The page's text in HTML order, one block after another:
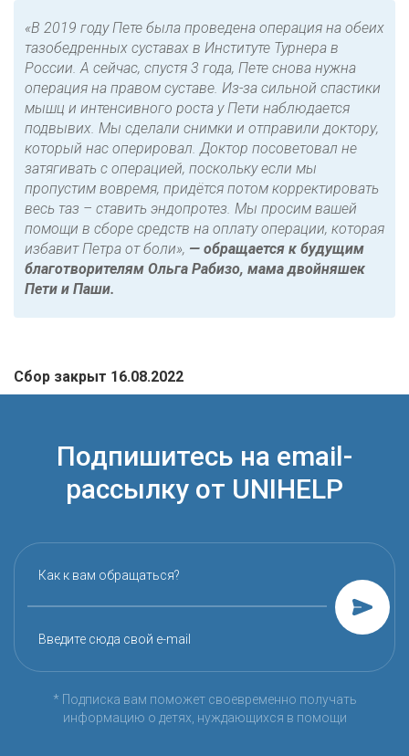
«В 2019 году Пете была проведена операция на обеих
тазобедренных суставах в Институте Турнера в
России. А сейчас, спустя 3 года, Пете снова нужна
операция на правом суставе. Из-за сильной спастики
мышц и интенсивного роста у Пети наблюдается
подвывих. Мы сделали снимки и отправили доктору,
который нас оперировал. Доктор посоветовал не
затягивать с операцией, поскольку если мы
пропустим вовремя, придётся потом корректировать
весь таз – ставить эндопротез. Мы просим вашей
помощи в сборе средств на оплату операции, которая
избавит Петра от боли», — обращается к будущим
благотворителям Ольга Рабизо, мама двойняшек
Пети и Паши.
Сбор закрыт 16.08.2022
Подпишитесь на email-
рассылку от UNIHELP
Как к вам обращаться?
Введите сюда свой e-mail
* Подписка вам поможет своевременно получать
информацию о детях, нуждающихся в помощи